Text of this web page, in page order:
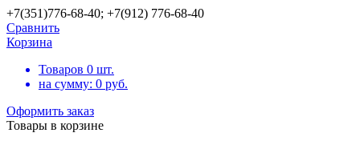
+7(351)776-68-40; +7(912) 776-68-40
Сравнить
Корзина
Товаров 0 шт.
на сумму: 0 руб.
Оформить заказ
Товары в корзине